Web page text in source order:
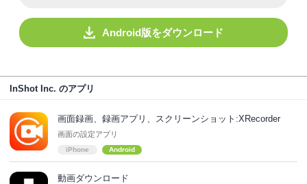
Android版をダウンロード
InShot Inc. のアプリ
画面録画、録画アプリ、スクリーンショット:XRecorder
画面の設定アプリ
iPhone Android
動画ダウンロード